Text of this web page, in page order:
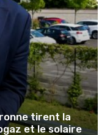
tirent la
et le solaire